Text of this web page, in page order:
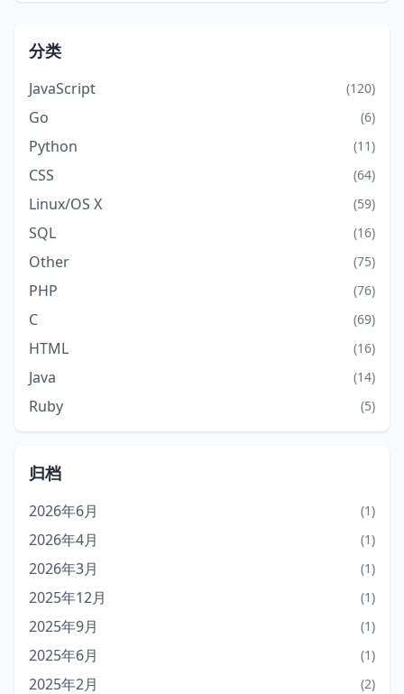
分类
JavaScript (120)
Go (6)
Python (11)
CSS (64)
Linux/OS X (59)
SQL (16)
Other (75)
PHP (76)
C (69)
HTML (16)
Java (14)
Ruby (5)
归档
2026年6月 (1)
2026年4月 (1)
2026年3月 (1)
2025年12月 (1)
2025年9月 (1)
2025年6月 (1)
2025年2月 (2)